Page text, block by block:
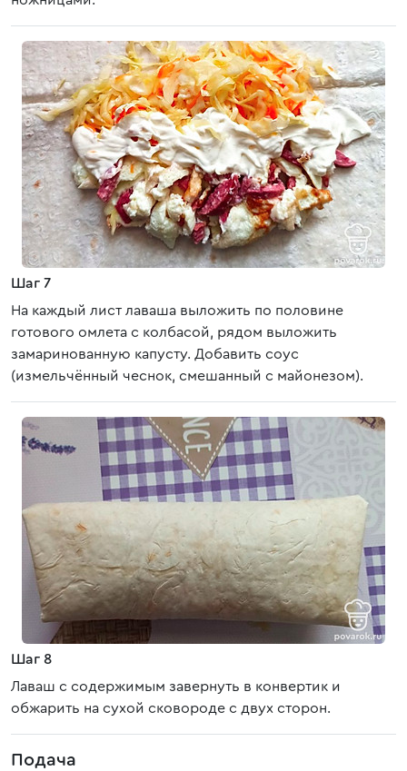
Шаг 7
На каждый лист лаваша выложить по половине
готового омлета с колбасой, рядом выложить
замаринованную капусту. Добавить соус
(измельчённый чеснок, смешанный с майонезом).
Шаг 8
Лаваш с содержимым завернуть в конвертик и
обжарить на сухой сковороде с двух сторон.
Подача